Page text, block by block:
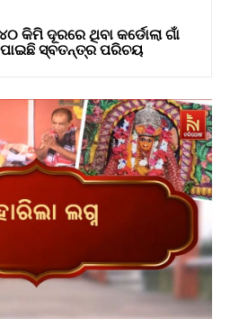
କିମି ଦୂରରେ ଥିବା କର୍ଡୋଲା ଗାଁ
ପାଇଛି ସ୍ବତନ୍ତ୍ର ପରିଚୟ